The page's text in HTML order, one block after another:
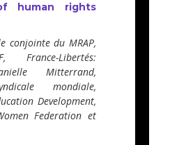
human rights
conjointe du MRAP,
France-Libertés:
Mitterrand,
mondiale,
Development,
Federation et